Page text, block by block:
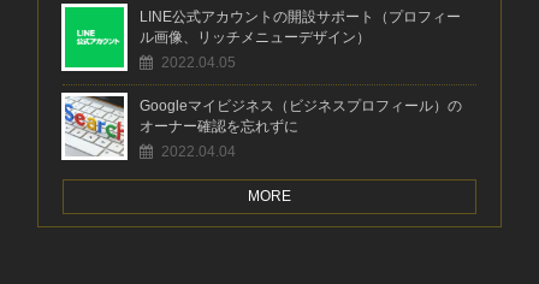
LINE公式アカウントの開設サポート（プロフィー
ル画像、リッチメニューデザイン）
2022.04.05
Googleマイビジネス（ビジネスプロフィール）の
オーナー確認を忘れずに
2022.04.04
MORE